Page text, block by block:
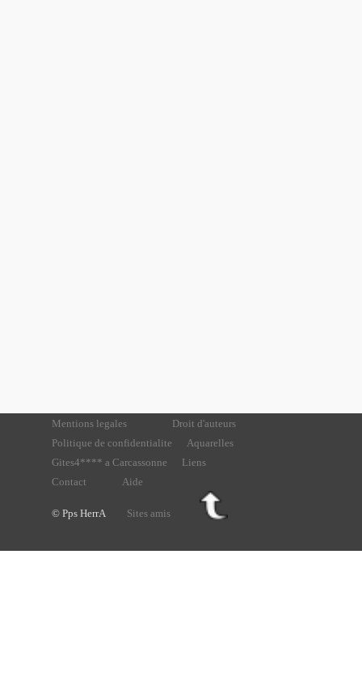
Mentions legales
Droit d'auteurs
Politique de confidentialite
Aquarelles
Gites4**** a Carcassonne
Liens
Contact
Aide
© Pps HerrA Sites amis